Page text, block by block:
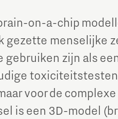
on-a-chip
gezette menselijke
gebruiken zijn als
voor de
is een 3D-model